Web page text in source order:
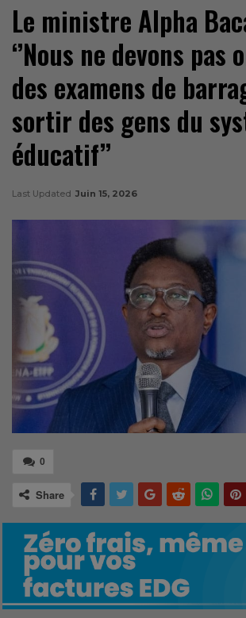
Le ministre Alpha
‘’Nous ne devons pas
des examens de
sortir des gens du
éducatif’’
Last Updated Juin 15, 2026
0
Share